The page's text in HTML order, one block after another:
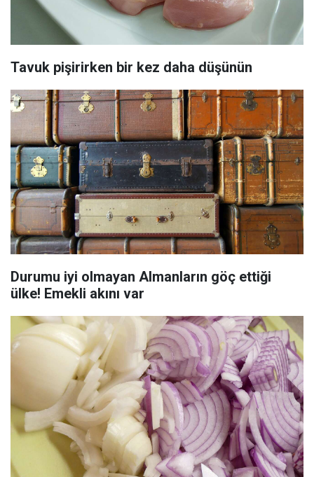
Tavuk pişirirken bir kez daha düşünün
Durumu iyi olmayan Almanların göç ettiği
ülke! Emekli akını var